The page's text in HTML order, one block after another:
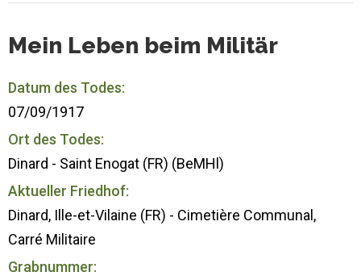
Mein Leben beim Militär
Datum des Todes:
07/09/1917
Ort des Todes:
Dinard - Saint Enogat (FR) (BeMHl)
Aktueller Friedhof:
Dinard, Ille-et-Vilaine (FR) - Cimetière Communal,
Carré Militaire
Grabnummer: